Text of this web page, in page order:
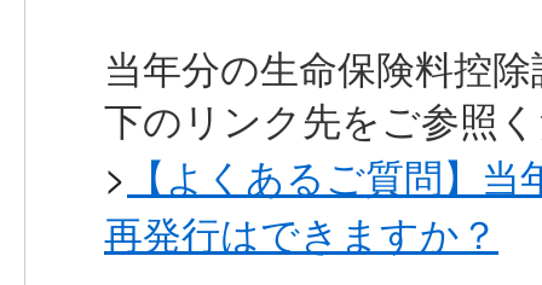
当年分の生命保険料控
下のリンク先をご参照
> 【よくあるご質問】
再発行はできますか？